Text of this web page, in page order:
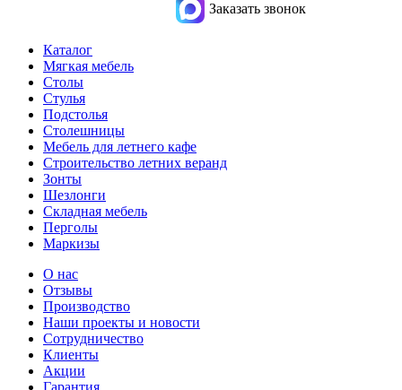
Заказать звонок
Каталог
Мягкая мебель
Столы
Стулья
Подстолья
Столешницы
Мебель для летнего кафе
Строительство летних веранд
Зонты
Шезлонги
Складная мебель
Перголы
Маркизы
О нас
Отзывы
Производство
Наши проекты и новости
Сотрудничество
Клиенты
Акции